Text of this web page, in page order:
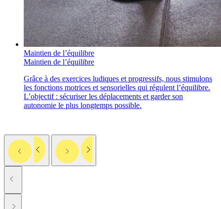
Maintien de l’équilibre
Maintien de l’équilibre
Grâce à des exercices ludiques et progressifs, nous stimulons
les fonctions motrices et sensorielles qui régulent l’équilibre.
L’objectif : sécuriser les déplacements et garder son
autonomie le plus longtemps possible.